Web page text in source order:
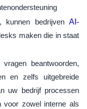
kunnen bedrijven AI-
maken die in staat
beantwoorden,
en zelfs uitgebreide
uw bedrijf processen
voor zowel interne als